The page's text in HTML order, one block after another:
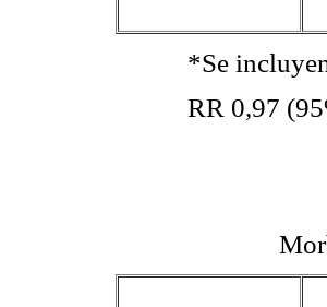
incluyen 7
0,97 (95%